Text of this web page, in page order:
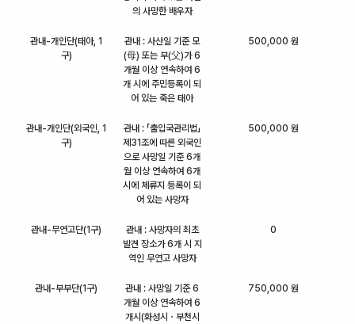
의 사망한 배우자
관내-개인단(태아, 1
구)
관내 : 사산일 기준 모
(母) 또는 부(父)가 6
개월 이상 연속하여 6
개 시에 주민등록이 되
어 있는 죽은 태아
500,000 원
관내-개인단(외국인, 1
구)
관내 : 「출입국관리법」
제31조에 따른 외국인
으로 사망일 기준 6개
월 이상 연속하여 6개
시에 체류지 등록이 되
어 있는 사망자
500,000 원
관내-무연고단(1구)
관내 : 사망자의 최초
발견 장소가 6개 시 지
역인 무연고 사망자
0
관내-부부단(1구)
관내 : 사망일 기준 6
개월 이상 연속하여 6
개시(화성시ㆍ부천시
750,000 원